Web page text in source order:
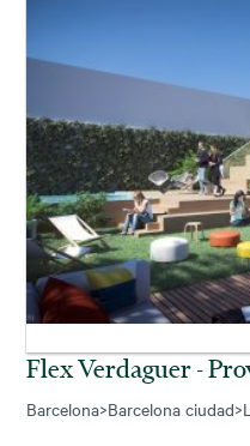
Flex Verdaguer -
Barcelona>Barcelona ciudad>